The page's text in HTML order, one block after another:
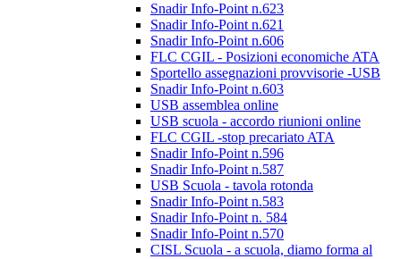
Snadir Info-Point n.623
Snadir Info-Point n.621
Snadir Info-Point n.606
FLC CGIL - Posizioni economiche ATA
Sportello assegnazioni provvisorie -USB
Snadir Info-Point n.603
USB assemblea online
USB scuola - accordo riunioni online
FLC CGIL -stop precariato ATA
Snadir Info-Point n.596
Snadir Info-Point n.587
USB Scuola - tavola rotonda
Snadir Info-Point n.583
Snadir Info-Point n. 584
Snadir Info-Point n.570
CISL Scuola - a scuola, diamo forma al